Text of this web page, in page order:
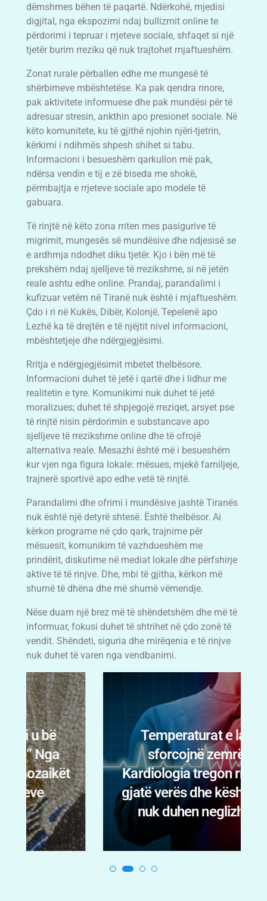
dëmshmes bëhen të paqartë. Ndërkohë, mjedisi
digjital, nga ekspozimi ndaj bullizmit online te
përdorimi i tepruar i rrjeteve sociale, shfaqet si një
tjetër burim rreziku që nuk trajtohet mjaftueshëm.
Zonat rurale përballen edhe me mungesë të
shërbimeve mbështetëse. Ka pak qendra rinore,
pak aktivitete informuese dhe pak mundësi për të
adresuar stresin, ankthin apo presionet sociale. Në
këto komunitete, ku të gjithë njohin njëri-tjetrin,
kërkimi i ndihmës shpesh shihet si tabu.
Informacioni i besueshëm qarkullon më pak,
ndërsa vendin e tij e zë biseda me shokë,
përmbajtja e rrjeteve sociale apo modele të
gabuara.
Të rinjtë në këto zona rriten mes pasigurive të
migrimit, mungesës së mundësive dhe ndjesisë se
e ardhmja ndodhet diku tjetër. Kjo i bën më të
prekshëm ndaj sjelljeve të rrezikshme, si në jetën
reale ashtu edhe online. Prandaj, parandalimi i
kufizuar vetëm në Tiranë nuk është i mjaftueshëm.
Çdo i ri në Kukës, Dibër, Kolonjë, Tepelenë apo
Lezhë ka të drejtën e të njëjtit nivel informacioni,
mbështetjeje dhe ndërgjegjësimi.
Rritja e ndërgjegjësimit mbetet thelbësore.
Informacioni duhet të jetë i qartë dhe i lidhur me
realitetin e tyre. Komunikimi nuk duhet të jetë
moralizues; duhet të shpjegojë rreziqet, arsyet pse
të rinjtë nisin përdorimin e substancave apo
sjelljeve të rrezikshme online dhe të ofrojë
alternativa reale. Mesazhi është më i besueshëm
kur vjen nga figura lokale: mësues, mjekë familjeje,
trajnerë sportivë apo edhe vetë të rinjtë.
Parandalimi dhe ofrimi i mundësive jashtë Tiranës
nuk është një detyrë shtesë. Është thelbësor. Ai
kërkon programe në çdo qark, trajnime për
mësuesit, komunikim të vazhdueshëm me
prindërit, diskutime në mediat lokale dhe përfshirje
aktive të të rinjve. Dhe, mbi të gjitha, kërkon më
shumë të dhëna dhe më shumë vëmendje.
Nëse duam një brez më të shëndetshëm dhe më të
informuar, fokusi duhet të shtrihet në çdo zonë të
vendit. Shëndeti, siguria dhe mirëqenia e të rinjve
nuk duhet të varen nga vendbanimi.
Temperaturat e larta
sforcojnë zemrën:
Kardiologia tregon rreziqet
gjatë verës dhe këshillat që
nuk duhen neglizhuar.